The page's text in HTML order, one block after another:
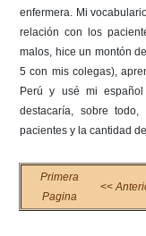
enfermera. Mi
relación con los
malos, hice un montón
5 con mis colegas),
Perú y usé mi
destacaría, sobre
pacientes y la cantidad
Primera
Pagina
<<